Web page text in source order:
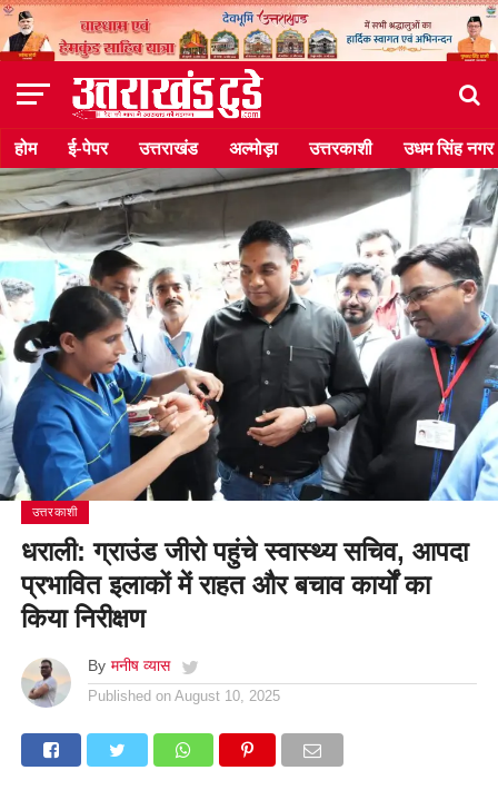
होम ई-पेपर उत्तराखंड अल्मोड़ा उत्तरकाशी उधम सिंह नगर
उत्तरकाशी
धराली: ग्राउंड जीरो पहुंचे स्वास्थ्य सचिव, आपदा
प्रभावित इलाकों में राहत और बचाव कार्यों का
किया निरीक्षण
By मनीष व्यास
Published on August 10, 2025